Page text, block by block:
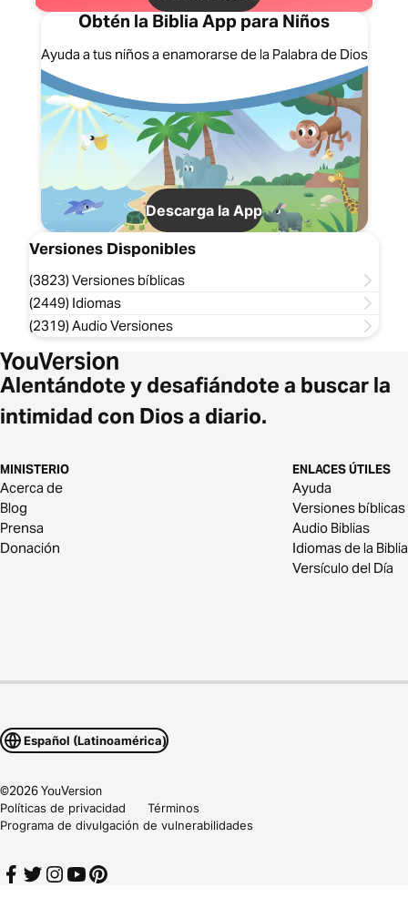
Obtén la Biblia App para Niños
Ayuda a tus niños a enamorarse de la Palabra de Dios
Descarga la App
Versiones Disponibles
(3823) Versiones bíblicas
(2449) Idiomas
(2319) Audio Versiones
Alentándote y desafiándote a buscar la
intimidad con Dios a diario.
MINISTERIO
Acerca de
Blog
Prensa
Donación
ENLACES ÚTILES
Ayuda
Versiones bíblicas
Audio Biblias
Idiomas de la Biblia
Versículo del Día
Español (Latinoamérica)
©2026YouVersion
Políticas de privacidad
Términos
Programa de divulgación de vulnerabilidades